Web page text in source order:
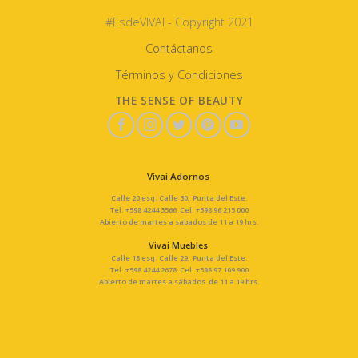
#EsdeVIVAI - Copyright 2021
Contáctanos
Términos y Condiciones
THE SENSE OF BEAUTY
Vivai Adornos
Calle 20 esq. Calle 30, Punta del Este.
Tel: +598 4244 3566 Cel: +598 96 215 000
Abierto de martes a sabados de 11 a 19 hrs.
Vivai Muebles
Calle 18 esq. Calle 29, Punta del Este.
Tel: +598 4244 2678 Cel: +598 97 109 900
Abierto de martes a sábados de 11 a 19 hrs.